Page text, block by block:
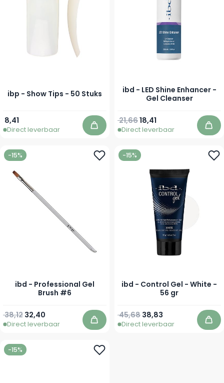
ibp - Show Tips - 50 Stuks
8,41
Direct leverbaar In winkelwagen
ibd - LED Shine Enhancer -
Gel Cleanser
Vanaf
18,41
Normale prijs
21,66
Direct leverbaar In
-15%
ibd - Professional Gel
Brush #6
Speciale prijs
32,40
Normale prijs
38,12
Direct leverbaar In winkelwagen
-15%
ibd - Control Gel - White -
56 gr
Speciale prijs
38,83
Normale prijs
45,68
Direct leverbaar In
-15%